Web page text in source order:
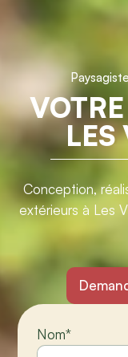
LES
Conception,
extérieurs à Les
Nom*